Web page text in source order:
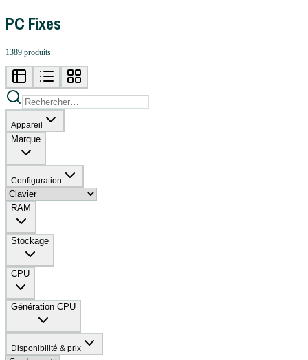
PC Fixes
1389 produits
Appareil
Marque
Configuration
RAM
Stockage
CPU
Génération CPU
Disponibilité & prix